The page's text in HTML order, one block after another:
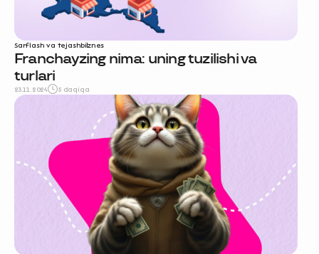
Sarflash va tejashbiznes
Franchayzing nima: uning tuzilishi va
turlari
23.11.2024 5 daqiqa